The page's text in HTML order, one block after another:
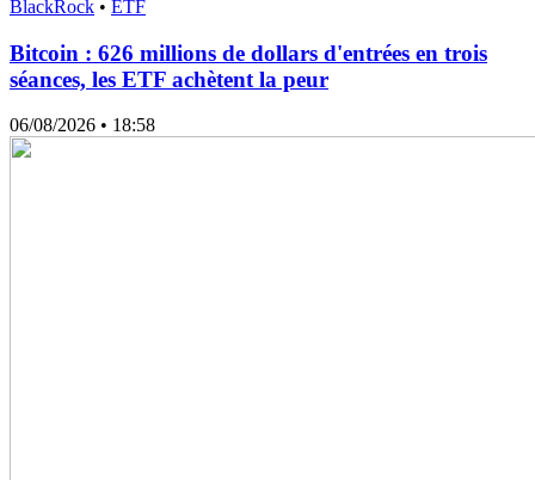
BlackRock • ETF
Bitcoin : 626 millions de dollars d'entrées en trois
séances, les ETF achètent la peur
06/08/2026 • 18:58